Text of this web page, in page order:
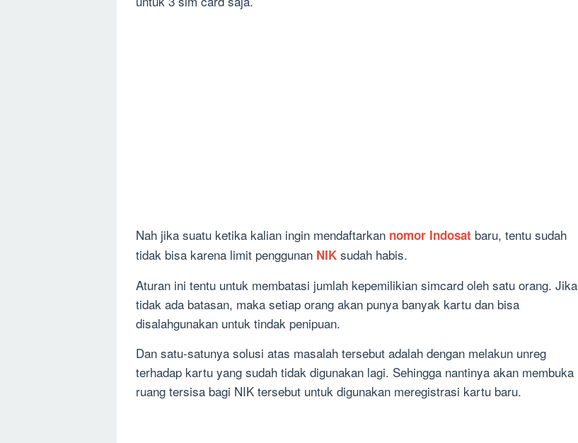
Nah jika suatu ketika kalian ingin mendaftarkan nomor Indosat baru, tentu sudah
tidak bisa karena limit penggunan NIK sudah habis.
Aturan ini tentu untuk membatasi jumlah kepemilikian simcard oleh satu orang. Jika
tidak ada batasan, maka setiap orang akan punya banyak kartu dan bisa
disalahgunakan untuk tindak penipuan.
Dan satu-satunya solusi atas masalah tersebut adalah dengan melakun unreg
terhadap kartu yang sudah tidak digunakan lagi. Sehingga nantinya akan membuka
ruang tersisa bagi NIK tersebut untuk digunakan meregistrasi kartu baru.